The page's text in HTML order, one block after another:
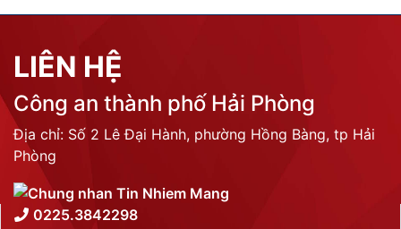
LIÊN HỆ
Công an thành phố Hải Phòng
Địa chỉ: Số 2 Lê Đại Hành, phường Hồng Bàng, tp Hải
Phòng
0225.3842298